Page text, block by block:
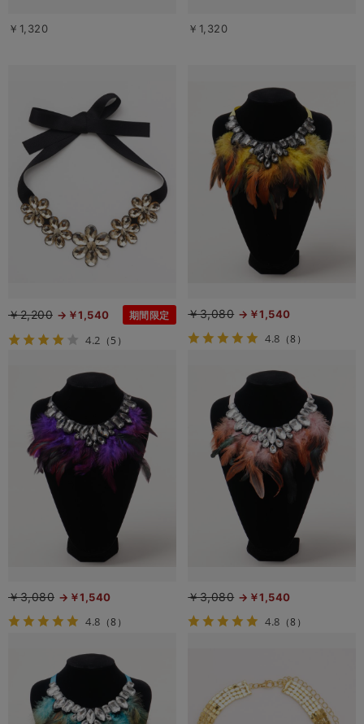
￥1,320 ￥1,320
￥2,200 ￥1,540 期間限定
4.2 （5）
￥3,080 ￥1,540
4.8 （8）
￥3,080 ￥1,540
4.8 （8）
￥3,080 ￥1,540
4.8 （8）